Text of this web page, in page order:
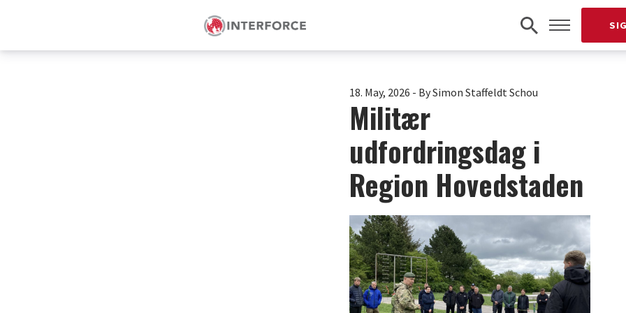
18. May, 2026 - By Simon Staffeldt Schou
Militær
udfordringsdag i
Region Hovedstaden